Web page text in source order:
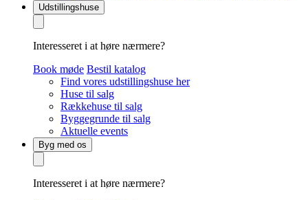
Udstillingshuse
Interesseret i at høre nærmere?
Book møde Bestil katalog
Find vores udstillingshuse her
Huse til salg
Rækkehuse til salg
Byggegrunde til salg
Aktuelle events
Byg med os
Interesseret i at høre nærmere?